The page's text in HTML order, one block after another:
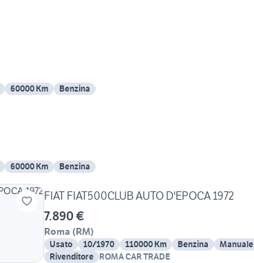
60000 Km Benzina
60000 Km Benzina
FIAT FIAT500CLUB AUTO D'EPOCA 1972
7.890 €
Roma (RM)
Usato 10/1970 110000 Km Benzina Manuale
Rivenditore ROMA CAR TRADE